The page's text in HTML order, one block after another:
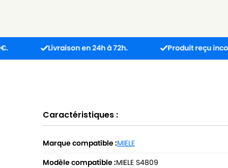
Livraison en 24h à 72h. Produit reçu
Caractéristiques :
Marque compatible :MIELE
Modèle compatible :MIELE S4809